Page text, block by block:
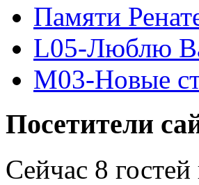
Памяти
L05-Люблю
M03-Новые
Посетители
Сейчас 8